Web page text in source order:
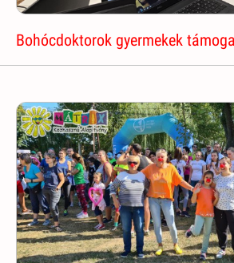
Bohócdoktorok gyermekek